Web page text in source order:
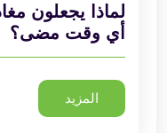
لماذا يجعلون
أي وقت مضى؟
المزيد